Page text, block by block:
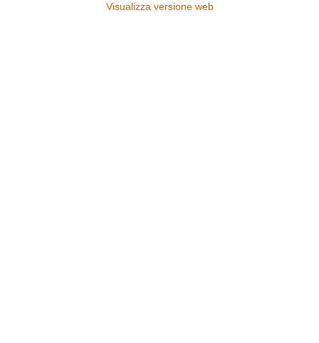
Visualizza versione web